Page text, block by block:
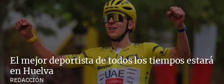
El mejor deportista de todos los tiempos estará
en Huelva
REDACCIÓN